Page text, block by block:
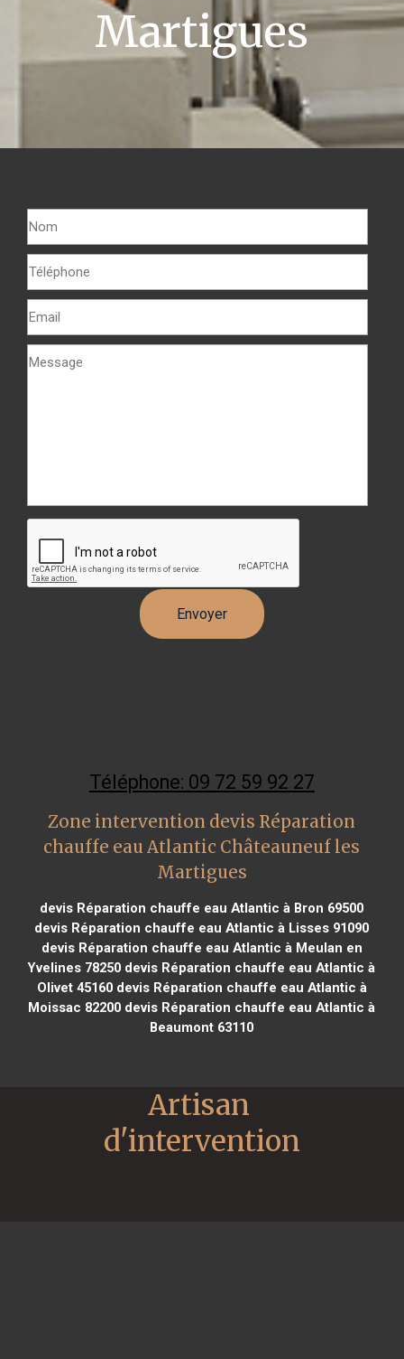
Martigues
Téléphone: 09 72 59 92 27
Zone intervention devis Réparation
chauffe eau Atlantic Châteauneuf les
Martigues
devis Réparation chauffe eau Atlantic à Bron 69500
devis Réparation chauffe eau Atlantic à Lisses 91090
devis Réparation chauffe eau Atlantic à Meulan en
Yvelines 78250 devis Réparation chauffe eau Atlantic à
Olivet 45160devis Réparation chauffe eau Atlantic à
Moissac 82200 devis Réparation chauffe eau Atlantic à
Beaumont 63110
Artisan
d'intervention